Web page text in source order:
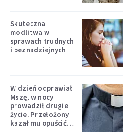
Skuteczna
modlitwa w
sprawach trudnych
i beznadziejnych
W dzień odprawiał
Mszę, w nocy
prowadził drugie
życie. Przełożony
kazał mu opuścić